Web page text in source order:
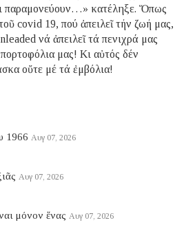
παραμονεύουν…» κατέληξε. Ὅπως
covid 19, πού ἀπειλεῖ τήν ζωή μας,
νά ἀπειλεῖ τά πενιχρά μας
μας! Κι αὐτός δέν
οὔτε μέ τά ἐμβόλια!
1966 Αυγ 07, 2026
Αυγ 07, 2026
μόνον ἕνας Αυγ 07, 2026